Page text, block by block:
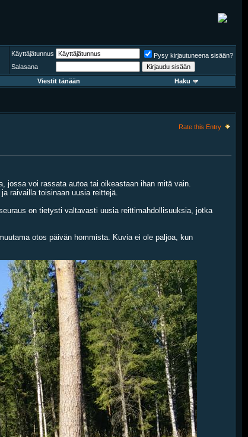
Käyttäjätunnus
Pysy kirjautuneena sisään?
Salasana
Viestit tänään Haku
Rate this Entry
jossa voi rassata autoa tai oikeastaan ihan mitä vain.
raivailla toisinaan uusia reittejä.
on tietysti valtavasti uusia reittimahdollisuuksia, jotka
otos päivän hommista. Kuvia ei ole paljoa, kun